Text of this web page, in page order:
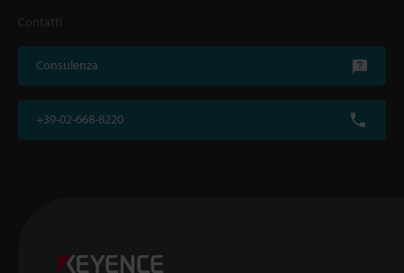
Contatti
Consulenza
+39-02-668-8220